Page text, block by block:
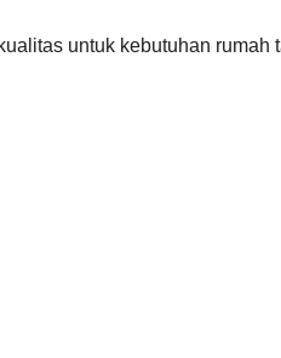
untuk kebutuhan rumah